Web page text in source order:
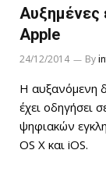
Αυξημένες
Apple
24/12/2014 By
Η αυξανόμενη
έχει οδηγήσει
ψηφιακών
OS X και iOS.